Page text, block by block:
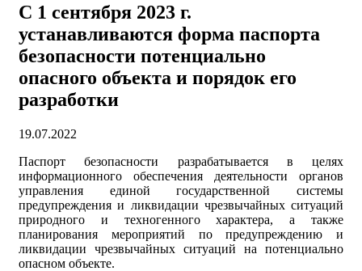
С 1 сентября 2023 г.
устанавливаются форма паспорта
безопасности потенциально
опасного объекта и порядок его
разработки
19.07.2022
Паспорт безопасности разрабатывается в целях
информационного обеспечения деятельности органов
управления единой государственной системы
предупреждения и ликвидации чрезвычайных ситуаций
природного и техногенного характера, а также
планирования мероприятий по предупреждению и
ликвидации чрезвычайных ситуаций на потенциально
опасном объекте.